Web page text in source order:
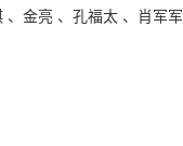
、 金亮 、 孔福太 、 肖军军